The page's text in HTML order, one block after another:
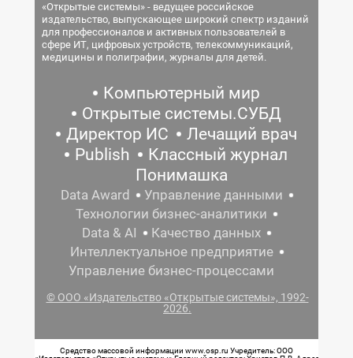
«Открытые системы» - ведущее российское
издательство, выпускающее широкий спектр изданий
для профессионалов и активных пользователей в
сфере ИТ, цифровых устройств, телекоммуникаций,
медицины и полиграфии, журналы для детей.
Компьютерный мир
Открытые системы.СУБД
Директор ИС
Лечащий врач
Publish
Классный журнал
Понимашка
Data Award
Управление данными
Технологии бизнес-аналитики
Data & AI
Качество данных
Интеллектуальное предприятие
Управление бизнес-процессами
© ООО «Издательство «Открытые системы», 1992-
2026.
Средство массовой информации www.osp.ru Учредитель: ООО